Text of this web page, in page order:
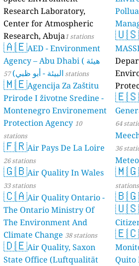
Research Laboratory,
Center for Atmospheric
Research, Abuja1 stations
🇦🇪AED - Environment
Agency – Abu Dhabi ( هيئة
البيئة - أبو ظبي) 57 stations
🇲🇪Agencija Za Zaštitu
Prirode I životne Sredine -
Montenegro Environement
Protection Agency 10
stations
🇫🇷Air Pays De La Loire
26 stations
🇬🇧Air Quality In Wales
33 stations
🇨🇦Air Quality Ontario -
The Ontario Ministry Of
The Environment And
Climate Change 38 stations
🇩🇪Air Quality, Saxon
State Office (Luftqualität
stations
🇺🇸
🇪🇸
64
36
🇲🇬
stations
🇧🇬
🇺🇸
🇪🇨
Quito